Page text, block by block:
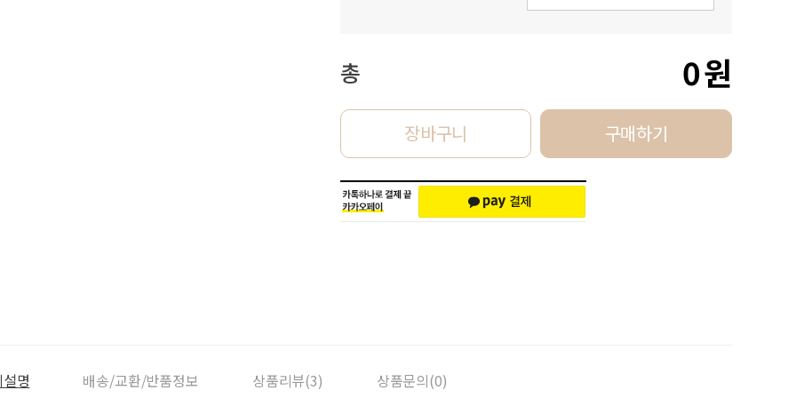
총 0원
장바구니 구매하기
명 배송/교환/반품정보 상품리뷰(3) 상품문의(0)